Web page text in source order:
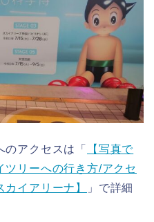
アクセスは「
【写真で
ツリーへの行き方/アクセ
イアリーナ】
」で詳細